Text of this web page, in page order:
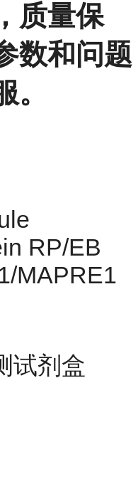
质量保
数和问题
RP/EB
MAPRE1
试剂盒